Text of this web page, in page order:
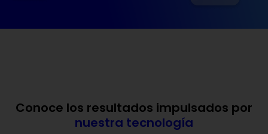
Conoce los resultados impulsados por
nuestra tecnología